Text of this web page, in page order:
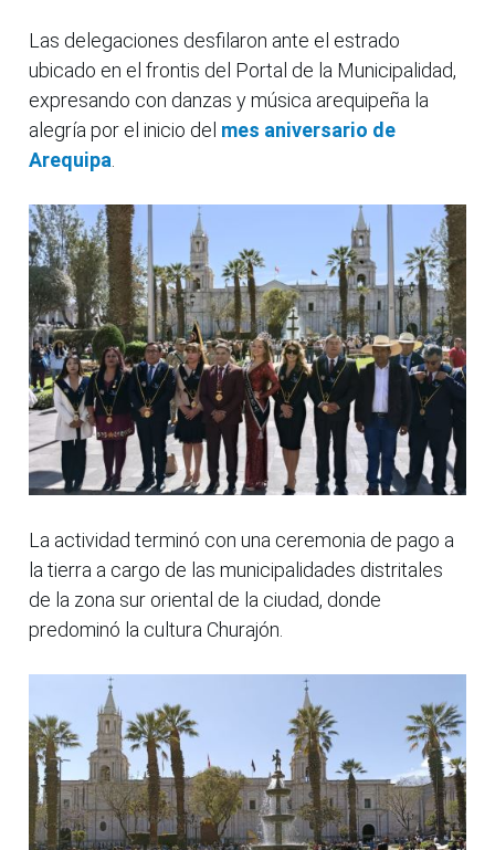
Las delegaciones desfilaron ante el estrado
ubicado en el frontis del Portal de la Municipalidad,
expresando con danzas y música arequipeña la
alegría por el inicio del mes aniversario de
Arequipa
La actividad terminó con una ceremonia de pago a
la tierra a cargo de las municipalidades distritales
de la zona sur oriental de la ciudad, donde
predominó la cultura Churajón.